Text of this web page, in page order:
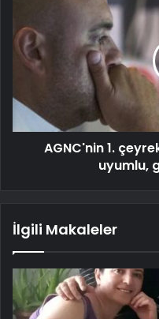
AGNC'nin 1.
uyumlu,
İlgili Makaleler